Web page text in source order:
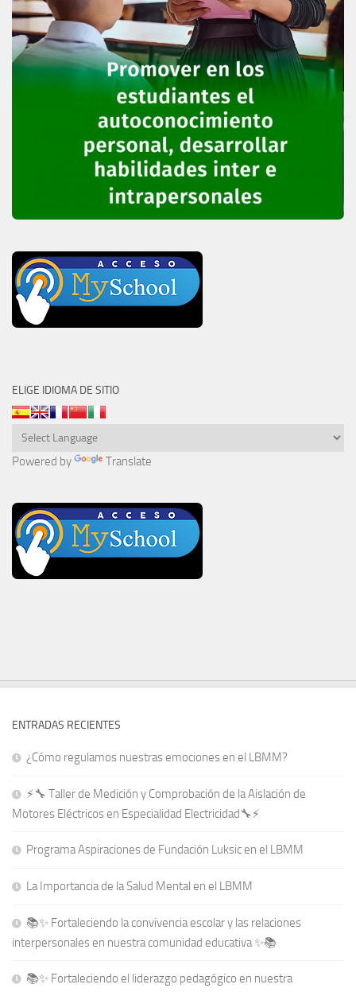
ELIGE IDIOMA DE SITIO
Powered by Translate
ENTRADAS RECIENTES
¿Cómo regulamos nuestras emociones en el LBMM?
⚡🔧 Taller de Medición y Comprobación de la Aislación de
Motores Eléctricos en Especialidad Electricidad🔧⚡
Programa Aspiraciones de Fundación Luksic en el LBMM
La Importancia de la Salud Mental en el LBMM
📚✨ Fortaleciendo la convivencia escolar y las relaciones
interpersonales en nuestra comunidad educativa ✨📚
📚✨ Fortaleciendo el liderazgo pedagógico en nuestra